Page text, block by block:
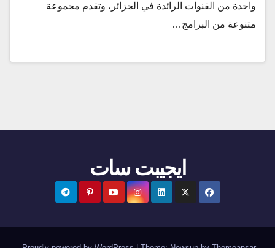
واحدة من القنوات الرائدة في الجزائر، وتقدم مجموعة
متنوعة من البرامج…
ايجيبت سات